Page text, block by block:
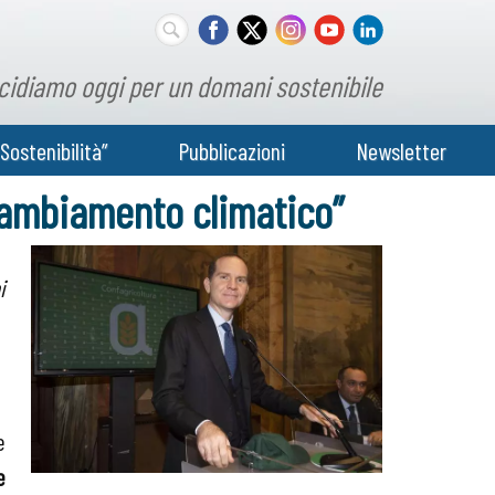
oggi per un domani sostenibile
Pubblicazioni Newsletter
climatico”